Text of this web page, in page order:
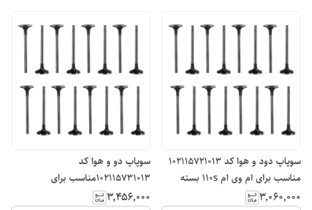
سوپاپ دود و هوا کد 102115721013
مناسب برای ام وی ام 110s بسته
16عددی
۳٬۰۶۰٬۰۰۰
سوپاپ دو و هوا کد
102115731013مناسب برای
لیفان520-X50بسته 16عددی
۳٬۴۵۶٬۰۰۰